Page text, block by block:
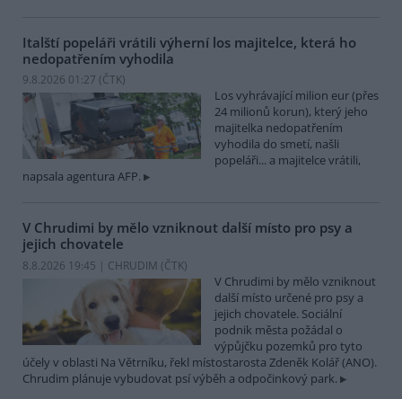
Italští popeláři vrátili výherní los majitelce, která ho
nedopatřením vyhodila
9.8.2026 01:27 (ČTK)
Los vyhrávající milion eur (přes
24 milionů korun), který jeho
majitelka nedopatřením
vyhodila do smetí, našli
popeláři... a majitelce vrátili,
napsala agentura AFP.
V Chrudimi by mělo vzniknout další místo pro psy a
jejich chovatele
8.8.2026 19:45 | CHRUDIM (ČTK)
V Chrudimi by mělo vzniknout
další místo určené pro psy a
jejich chovatele. Sociální
podnik města požádal o
výpůjčku pozemků pro tyto
účely v oblasti Na Větrníku, řekl místostarosta Zdeněk Kolář (ANO).
Chrudim plánuje vybudovat psí výběh a odpočinkový park.